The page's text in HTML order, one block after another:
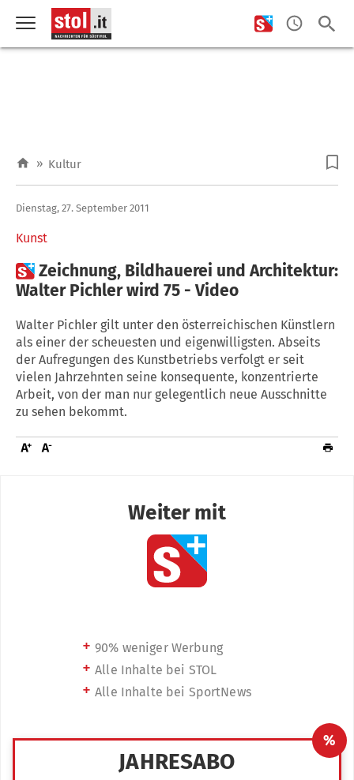
» Kultur
Kunst
Dienstag, 27. September 2011
Zeichnung, Bildhauerei und Architektur:
Walter Pichler wird 75 - Video
Walter Pichler gilt unter den österreichischen Künstlern
als einer der scheuesten und eigenwilligsten. Abseits
der Aufregungen des Kunstbetriebs verfolgt er seit
vielen Jahrzehnten seine konsequente, konzentrierte
Arbeit, von der man nur gelegentlich neue Ausschnitte
zu sehen bekommt.